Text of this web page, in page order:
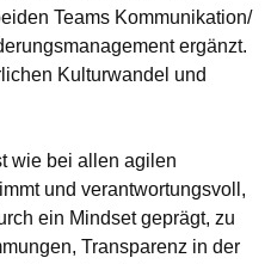
Teams Kommunikation/
ergänzt.
Kulturwandel und
wie bei allen agilen
und verantwortungsvoll,
ein Mindset geprägt, zu
Transparenz in der